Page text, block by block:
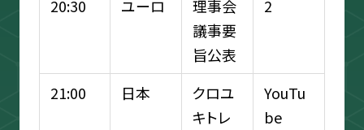
20:30 ユーロ
理事会
議事要
旨公表
2
21:00 日本
クロユ
キトレ
YouTu
be